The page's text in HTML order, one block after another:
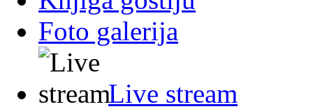
Foto galerija
Live stream